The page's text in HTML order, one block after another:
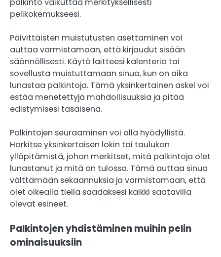
pelikokemukseesi.
Päivittäisten muistutusten asettaminen voi
auttaa varmistamaan, että kirjaudut sisään
säännöllisesti. Käytä laitteesi kalenteria tai
sovellusta muistuttamaan sinua, kun on aika
lunastaa palkintoja. Tämä yksinkertainen askel voi
estää menetettyjä mahdollisuuksia ja pitää
edistymisesi tasaisena.
Palkintojen seuraaminen voi olla hyödyllistä.
Harkitse yksinkertaisen lokin tai taulukon
ylläpitämistä, johon merkitset, mitä palkintoja olet
lunastanut ja mitä on tulossa. Tämä auttaa sinua
välttämään sekaannuksia ja varmistamaan, että
olet oikealla tiellä saadaksesi kaikki saatavilla
olevat esineet.
Palkintojen yhdistäminen muihin pelin
ominaisuuksiin